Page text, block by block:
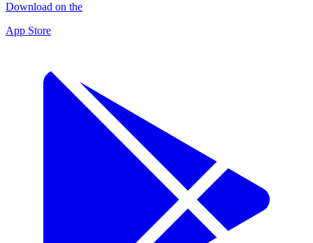
Download on the
App Store